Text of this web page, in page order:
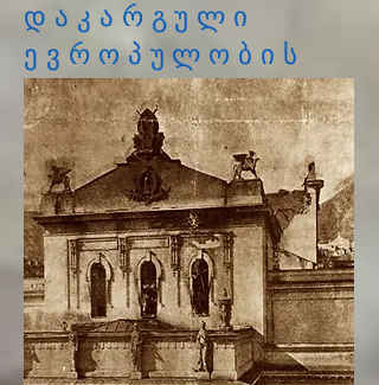
დაკარგული
ევროპულობის
ძიებაში